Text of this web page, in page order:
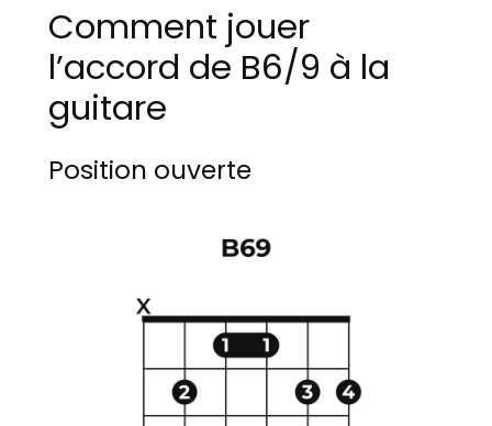
Comment jouer
l’accord de B6/9 à la
guitare
Position ouverte